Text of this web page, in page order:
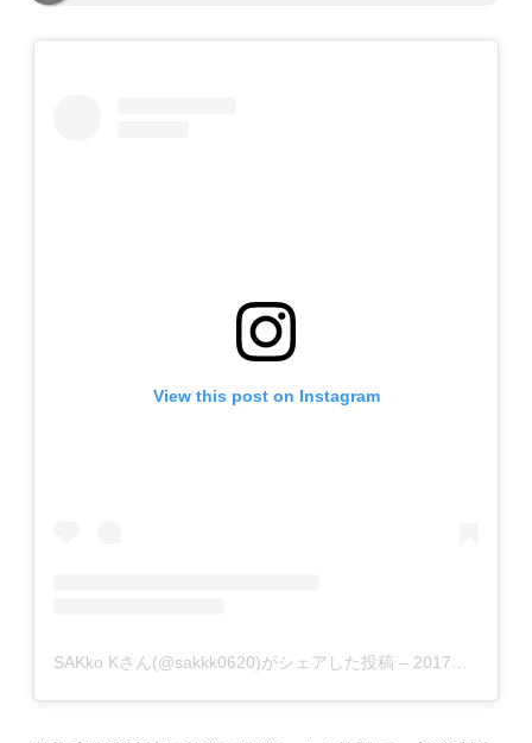
View this post on Instagram
SAKko Kさん(@sakkk0620)がシェアした投稿 – 2017年 9月月20日午前12時40分PDT